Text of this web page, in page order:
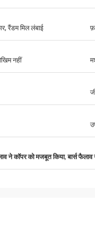
रैंडम मिल लंबाई
नहीं
ने कॉपर को मजबूत किया,बार्स